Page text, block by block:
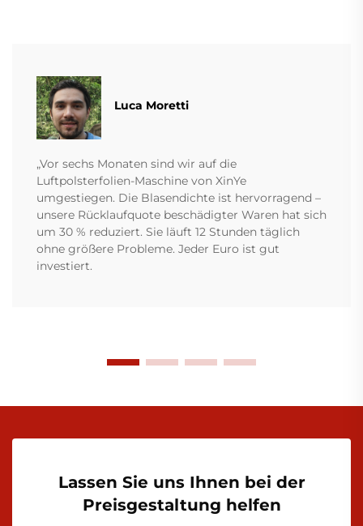
Luca Moretti
„Vor sechs Monaten sind wir auf die
Luftpolsterfolien-Maschine von XinYe
umgestiegen. Die Blasendichte ist hervorragend –
unsere Rücklaufquote beschädigter Waren hat sich
um 30 % reduziert. Sie läuft 12 Stunden täglich
ohne größere Probleme. Jeder Euro ist gut
investiert.
Lassen Sie uns Ihnen bei der
Preisgestaltung helfen